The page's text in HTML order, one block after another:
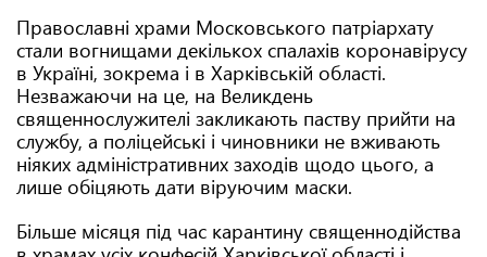
Православні храми Московського патріархату
стали вогнищами декількох спалахів коронавірусу
в Україні, зокрема і в Харківській області.
Незважаючи на це, на Великдень
священнослужителі закликають паству прийти на
службу, а поліцейські і чиновники не вживають
ніяких адміністративних заходів щодо цього, а
лише обіцяють дати віруючим маски.
Більше місяця під час карантину священнодійства